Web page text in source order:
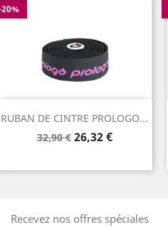
RUBAN DE CINTRE PROLOGO...
Prix
32,90 € Prix
26,32 €
Recevez nos offres spéciales